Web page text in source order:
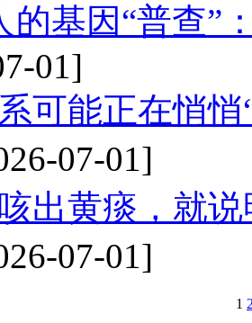
的基因“普查”
01]
可能正在悄
07-01]
出黄痰，就
07-01]
1